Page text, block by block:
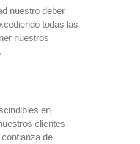
nuestro deber
todas las
nuestros
en
clientes
de